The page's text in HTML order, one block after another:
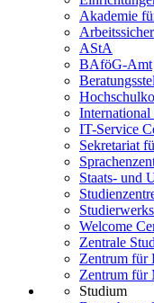
Akademie
AStA
BAföG-Amt
IT-Service
Sekretariat
Staats- und
Welcome
Zentrale
Zentrum für
Zentrum für
Studium